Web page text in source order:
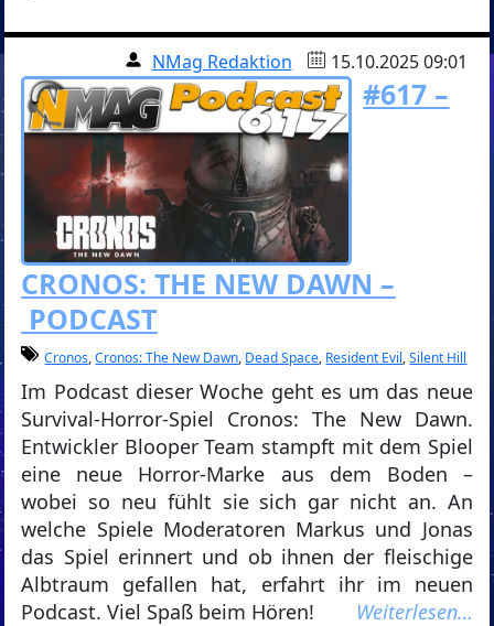
NMag Redaktion 15.10.2025 09:01
#617 –
CRONOS: THE NEW DAWN –
PODCAST
Cronos,Cronos: The New Dawn, Dead Space, Resident Evil,Silent Hill
Im Podcast dieser Woche geht es um das neue
Survival-Horror-Spiel Cronos: The New Dawn.
Entwickler Blooper Team stampft mit dem Spiel
eine neue Horror-Marke aus dem Boden –
wobei so neu fühlt sie sich gar nicht an. An
welche Spiele Moderatoren Markus und Jonas
das Spiel erinnert und ob ihnen der fleischige
Albtraum gefallen hat, erfahrt ihr im neuen
Podcast. Viel Spaß beim Hören!
Weiterlesen…